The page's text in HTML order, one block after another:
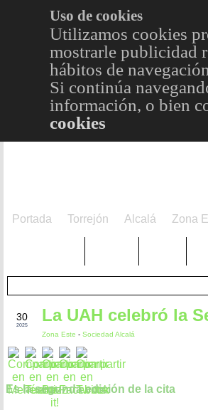
Uso de cookies
Utilizamos cookies
mostrarle publicidad
hábitos de
Si continúa
información, o bien
cookies
Portada Torrejón Alcalá Zona
30
2025
La UAH celebró la
Zona Este - Sociedad Alcalá
Es la segunda edición de la cita